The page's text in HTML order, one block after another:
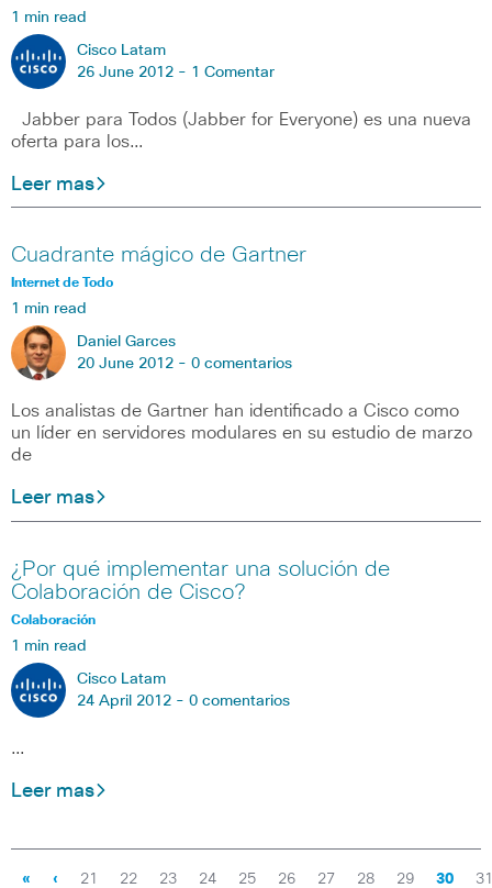
1 min read
Cisco Latam
26 June 2012 - 1 Comentar
Jabber para Todos (Jabber for Everyone) es una nueva
oferta para los…
Leer mas
Cuadrante mágico de Gartner
Internet de Todo
1 min read
Daniel Garces
20 June 2012 - 0 comentarios
Los analistas de Gartner han identificado a Cisco como
un líder en servidores modulares en su estudio de marzo
de
Leer mas
¿Por qué implementar una solución de
Colaboración de Cisco?
Colaboración
1 min read
Cisco Latam
24 April 2012 - 0 comentarios
…
Leer mas
« ‹ 21 22 23 24 25 26 27 28 29 30 31